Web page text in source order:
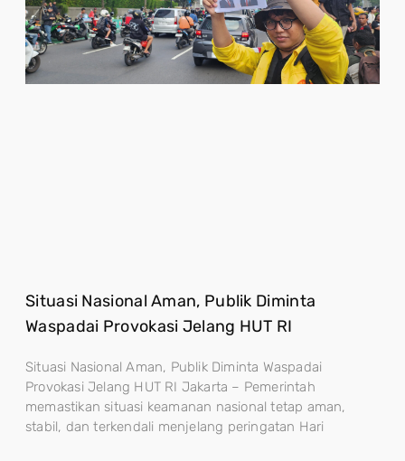
Situasi Nasional Aman, Publik Diminta
Waspadai Provokasi Jelang HUT RI
Situasi Nasional Aman, Publik Diminta Waspadai
Provokasi Jelang HUT RI Jakarta – Pemerintah
memastikan situasi keamanan nasional tetap aman,
stabil, dan terkendali menjelang peringatan Hari